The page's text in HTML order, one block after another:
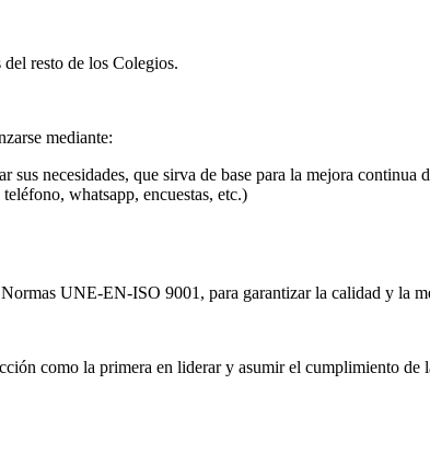
resto de los Colegios.
mediante:
necesidades, que sirva de base para la mejora continua
whatsapp, encuestas, etc.)
UNE-EN-ISO 9001, para garantizar la calidad y la
como la primera en liderar y asumir el cumplimiento